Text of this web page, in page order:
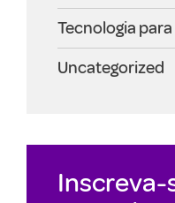
Tecnologia
Uncategorized
Inscreva-